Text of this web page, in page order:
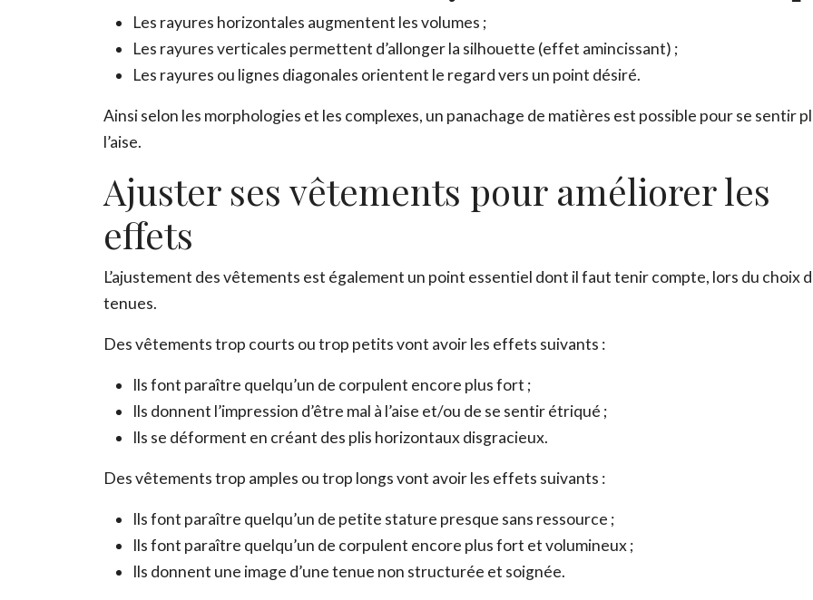
Les rayures horizontales augmentent les volumes ;
Les rayures verticales permettent d’allonger la silhouette (effet amincissant) ;
Les rayures ou lignes diagonales orientent le regard vers un point désiré.
Ainsi selon les morphologies et les complexes, un panachage de matières est possible pour se sentir
l’aise.
Ajuster ses vêtements pour améliorer les
effets
L’ajustement des vêtements est également un point essentiel dont il faut tenir compte, lors du choix
tenues.
Des vêtements trop courts ou trop petits vont avoir les effets suivants :
Ils font paraître quelqu’un de corpulent encore plus fort ;
Ils donnent l’impression d’être mal à l’aise et/ou de se sentir étriqué ;
Ils se déforment en créant des plis horizontaux disgracieux.
Des vêtements trop amples ou trop longs vont avoir les effets suivants :
Ils font paraître quelqu’un de petite stature presque sans ressource ;
Ils font paraître quelqu’un de corpulent encore plus fort et volumineux ;
Ils donnent une image d’une tenue non structurée et soignée.